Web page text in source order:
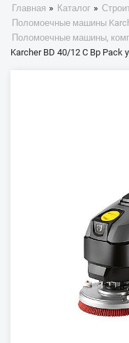
Главная » Каталог »
Поломоечные машины
Поломоечные машины,
Karcher BD 40/12 C Bp Pack